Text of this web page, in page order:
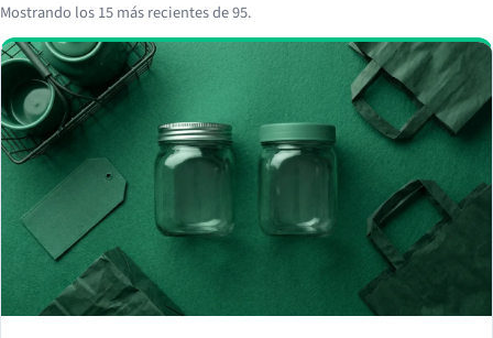
Mostrando los 15 más recientes de 95.